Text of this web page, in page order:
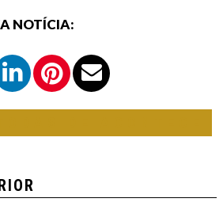
NOTÍCIA: